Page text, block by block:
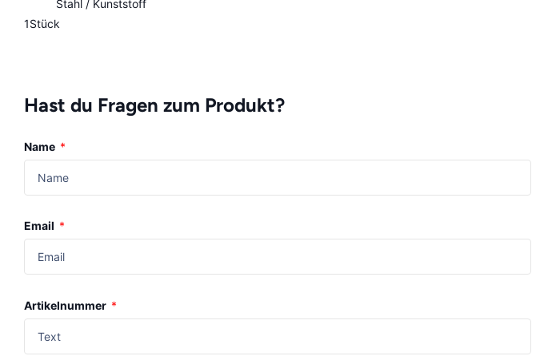
Stahl / Kunststoff
1Stück
Hast du Fragen zum Produkt?
Name *
Email *
Artikelnummer *